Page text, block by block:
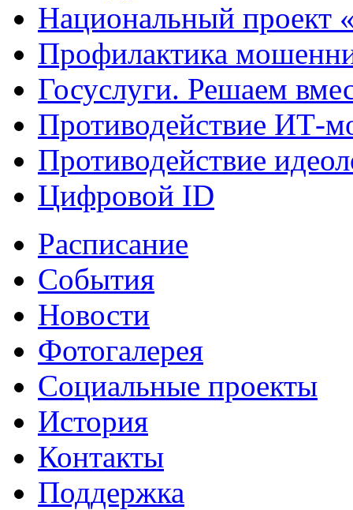
Национальный проект
Профилактика
Госуслуги. Решаем
Противодействие ИТ-
Противодействие
Цифровой ID
Расписание
События
Новости
Фотогалерея
Социальные проекты
История
Контакты
Поддержка